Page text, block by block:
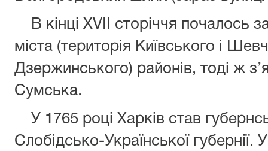
В кінці XVII сторіччя почалось
міста (територія Київського і
Дзержинського) районів, тоді ж
Сумська.
У 1765 році Харків став
Слобідсько-Української губернії.